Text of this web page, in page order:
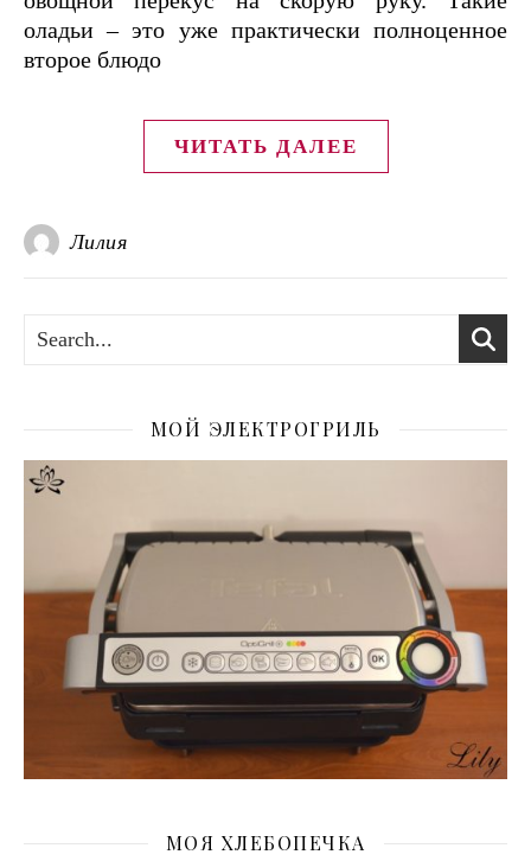
оладьи – это уже практически полноценное
второе блюдо
ЧИТАТЬ ДАЛЕЕ
Лилия
МОЙ ЭЛЕКТРОГРИЛЬ
МОЯ ХЛЕБОПЕЧКА